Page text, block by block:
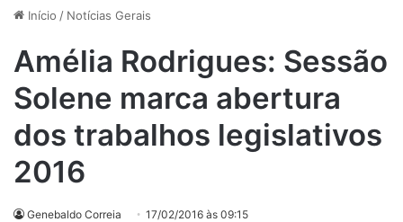
Início / Notícias Gerais
Amélia Rodrigues: Sessão
Solene marca abertura
dos trabalhos legislativos
2016
Genebaldo Correia 17/02/2016 às 09:15